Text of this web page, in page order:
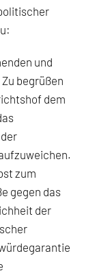
und
begrüßen
dem
zum
gegen das
der